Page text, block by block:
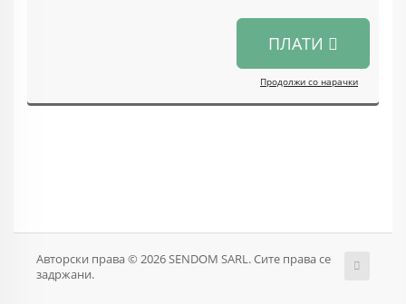
ПЛАТИ
Продолжи со нарачки
Авторски права © 2026 SENDOM SARL. Сите права се
задржани.